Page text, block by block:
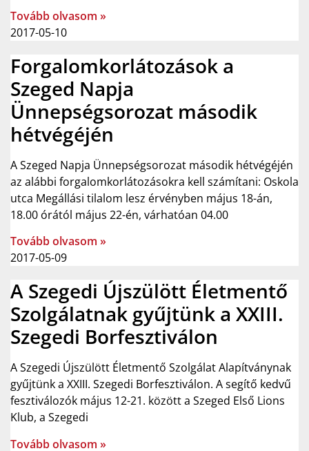
Tovább olvasom »
2017-05-10
Forgalomkorlátozások a
Szeged Napja
Ünnepségsorozat második
hétvégéjén
A Szeged Napja Ünnepségsorozat második hétvégéjén
az alábbi forgalomkorlátozásokra kell számítani: Oskola
utca Megállási tilalom lesz érvényben május 18-án,
18.00 órától május 22-én, várhatóan 04.00
Tovább olvasom »
2017-05-09
A Szegedi Újszülött Életmentő
Szolgálatnak gyűjtünk a XXIII.
Szegedi Borfesztiválon
A Szegedi Újszülött Életmentő Szolgálat Alapítványnak
gyűjtünk a XXIII. Szegedi Borfesztiválon. A segítő kedvű
fesztiválozók május 12-21. között a Szeged Első Lions
Klub, a Szegedi
Tovább olvasom »